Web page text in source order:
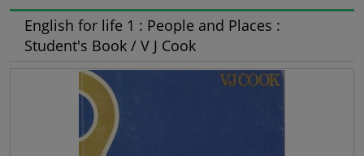
English for life 1 : People and Places :
Student's Book / V J Cook